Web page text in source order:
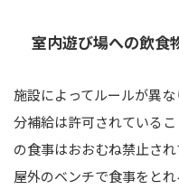
室内遊び場への飲食
施設によってルールが異
分補給は許可されている
の食事はおおむね禁止さ
屋外のベンチで食事をと